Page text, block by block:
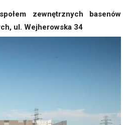
zewnętrznych basenów
ul. Wejherowska 34